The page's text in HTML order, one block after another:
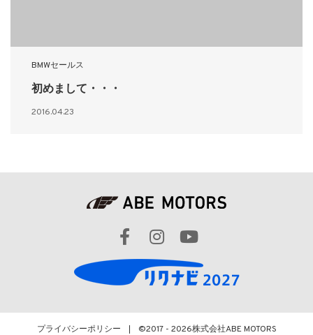
BMWセールス
初めまして・・・
2016.04.23
プライバシーポリシー ©2017 - 2026株式会社ABE MOTORS